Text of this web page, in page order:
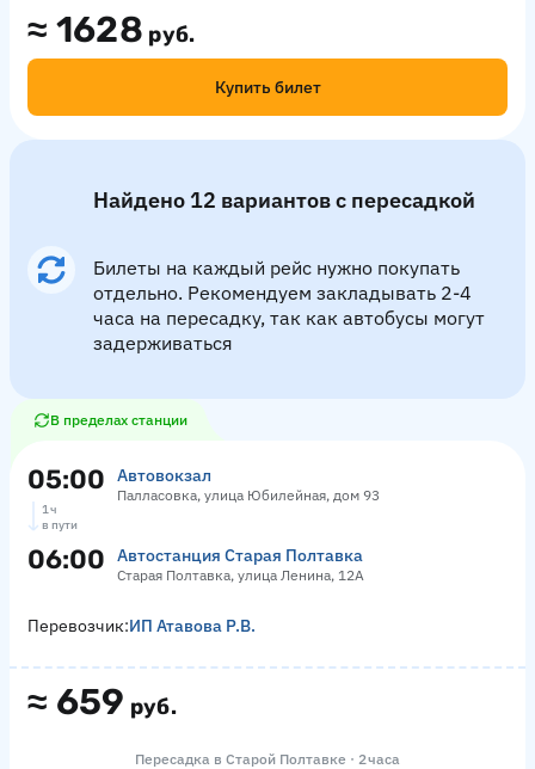
≈ 1628 руб.
Купить билет
Найдено 12 вариантов с пересадкой
Билеты на каждый рейс нужно покупать
отдельно. Рекомендуем закладывать 2-4
часа на пересадку, так как автобусы могут
задерживаться
В пределах станции
05:00 Автовокзал
Палласовка, улица Юбилейная, дом 93
1 ч
в пути
06:00 Автостанция Старая Полтавка
Старая Полтавка, улица Ленина, 12А
≈ 659 руб.
Перевозчик:ИП Атавова Р.В.
Пересадка в Старой Полтавке · 2 часа